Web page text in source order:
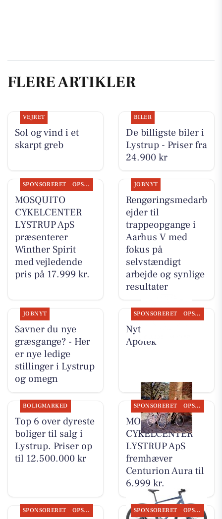
FLERE ARTIKLER
VEJRET
Sol og vind i et
skarpt greb
BILER
De billigste biler i
Lystrup - Priser fra
24.900 kr
SPONSORERET OPSLAGSTAVLEN
MOSQUITO
CYKELCENTER
LYSTRUP ApS
præsenterer
Winther Spirit
med vejledende
pris på 17.999 kr.
JOBNYT
Rengøringsmedarb
ejder til
trappeopgange i
Aarhus V med
fokus på
selvstændigt
arbejde og synlige
resultater
JOBNYT
Savner du nye
græsgange? - Her
er nye ledige
stillinger i Lystrup
og omegn
SPONSORERET OPSLAGSTAVLEN
Nyt fra Lystrup
Apotek
BOLIGMARKED
Top 6 over dyreste
boliger til salg i
Lystrup. Priser op
til 12.500.000 kr
SPONSORERET OPSLAGSTAVLEN
MOSQUITO
CYKELCENTER
LYSTRUP ApS
fremhæver
Centurion Aura til
6.999 kr.
SPONSORERET OPSLAGSTAVLEN SPONSORERET OPSLAGSTAVLEN